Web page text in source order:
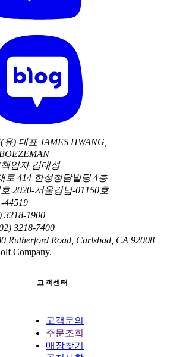
) 대표 JAMES HWANG,
임자 김대성
로 414 한성청담빌딩 4층
2020-서울강남-01150호
44519
3218-1900
3218-7400
Rutherford Road, Carlsbad, CA 92008
Company.
고객센터
고객문의
주문조회
매장찾기